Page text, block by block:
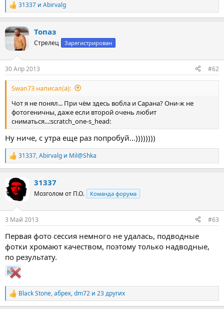
Р
е
к
и
31337 и Abirvalg
Топаз
Стрелец Зарегистрирован
30 Апр 2013 #62
Swan73 написал(а):
Чот я не понял... При чём здесь вобла и Сарана? Они-ж не
фотогеничны, даже если второй очень любит
сниматься...:scratch_one-s_head:
Ну ниче, с утра еще раз попробуй...))))))))
Р
е
к
ц
и
31337,Abirvalg и Мil@Shka
31337
Мозголом от П.О. Команда форума
3 Май 2013 #63
Первая фото сессия немного не удалась, подводные
фотки хромают качеством, поэтому только надводные,
по результату.
Р
е
Black Stone,абрек,dm72 и 23 других